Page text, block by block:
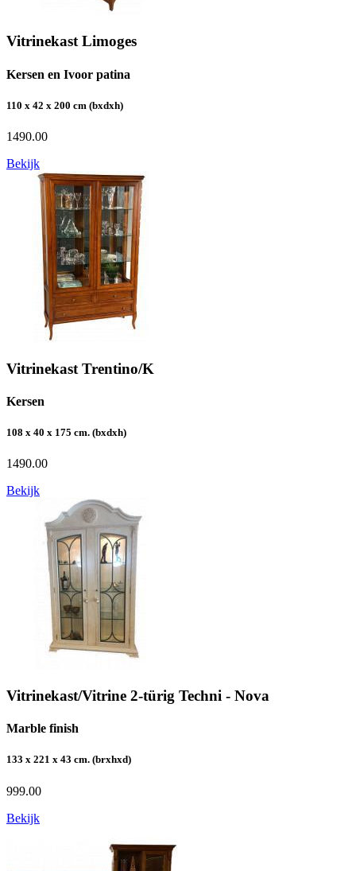
Vitrinekast Limoges
Kersen en Ivoor patina
110 x 42 x 200 cm (bxdxh)
1490.00
Bekijk
Vitrinekast Trentino/K
Kersen
108 x 40 x 175 cm. (bxdxh)
1490.00
Bekijk
Vitrinekast/Vitrine 2-türig Techni - Nova
Marble finish
133 x 221 x 43 cm. (brxhxd)
999.00
Bekijk